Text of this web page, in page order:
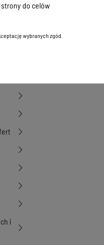
i
do celów
wybranych zgód.